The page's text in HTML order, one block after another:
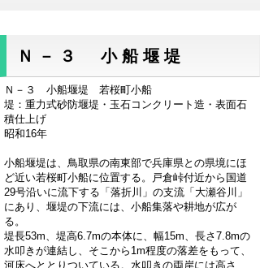
Ｎ－３ 小船堰堤
Ｎ－３ 小船堰堤 若桜町小船
堤：重力式砂防堰堤・玉石コンクリート造・表面石
積仕上げ
昭和16年
小船堰堤は、鳥取県の南東部で兵庫県との県境にほ
ど近い若桜町小船に位置する。戸倉峠付近から国道
29号沿いに流下する「落折川」の支流「大瀬谷川」
にあり、堰堤の下流には、小船集落や耕地が広が
る。
堤長53m、堤高6.7mの本体に、幅15m、長さ7.8mの
水叩きが連結し、そこから1m程度の落差をもって、
河床へととりついている。水叩きの両岸には高さ